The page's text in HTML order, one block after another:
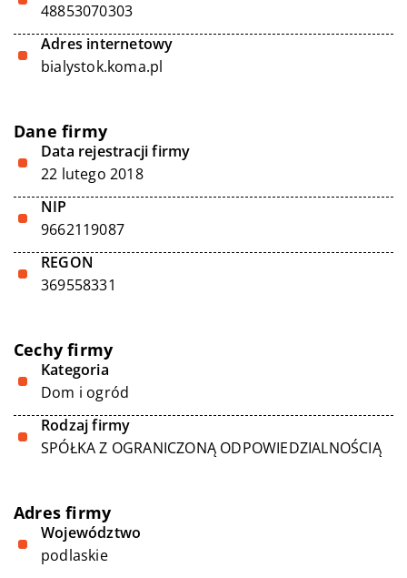
48853070303
Adres internetowy
bialystok.koma.pl
Dane firmy
Data rejestracji firmy
22 lutego 2018
NIP
9662119087
REGON
369558331
Cechy firmy
Kategoria
Dom i ogród
Rodzaj firmy
SPÓŁKA Z OGRANICZONĄ ODPOWIEDZIALNOŚCIĄ
Adres firmy
Województwo
podlaskie